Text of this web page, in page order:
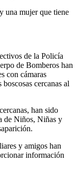
una mujer que tiene
de la Policía
de Bomberos han
con cámaras
cercanas al
han sido
de Niños, Niñas y
y amigos han
información